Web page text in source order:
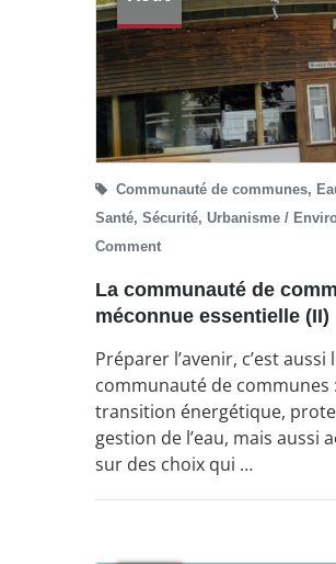
Communauté de communes,
Santé, Sécurité, Urbanisme /
Comment
La communauté de
méconnue essentielle (II)
Préparer l’avenir, c’est aussi
communauté de communes
transition énergétique,
gestion de l’eau, mais aussi
sur des choix qui …